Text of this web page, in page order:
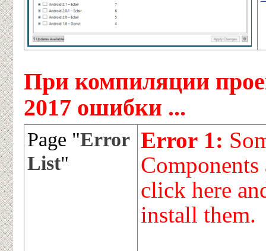
При компиляции
2017 ошибки ...
Page "Error
List"
Error 1:
click here
install them.